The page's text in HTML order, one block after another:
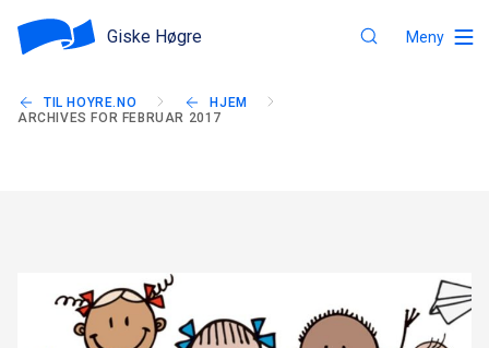
Giske Høgre Meny
TIL HOYRE.NO
HJEM
ARCHIVES FOR FEBRUAR 2017